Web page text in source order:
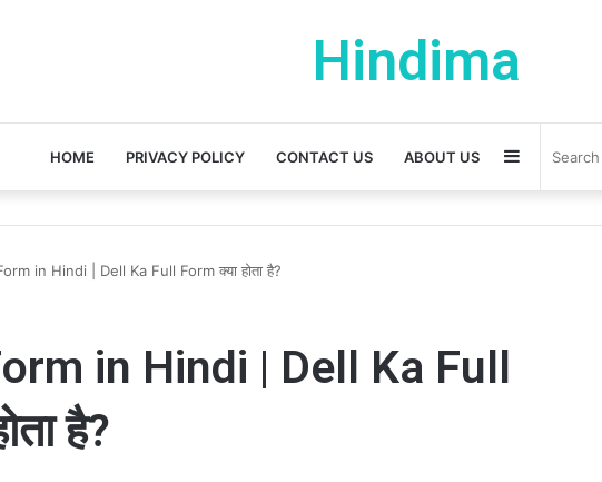
Hindima
HOME PRIVACY POLICY CONTACT US ABOUT US Sidebar
in Hindi | Dell Ka Full Form क्या होता है?
in Hindi | Dell Ka Full
है?